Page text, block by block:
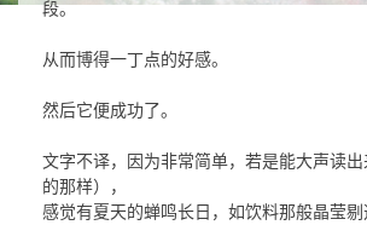
段。
从而博得一丁点的好感。
然后它便成功了。
文字不译，因为非常简单，若是能大声读
的那样），
感觉有夏天的蝉鸣长日，如饮料那般晶莹剔